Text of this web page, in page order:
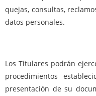
quejas, consultas,
datos personales.
Los Titulares podrán
procedimientos
presentación de su